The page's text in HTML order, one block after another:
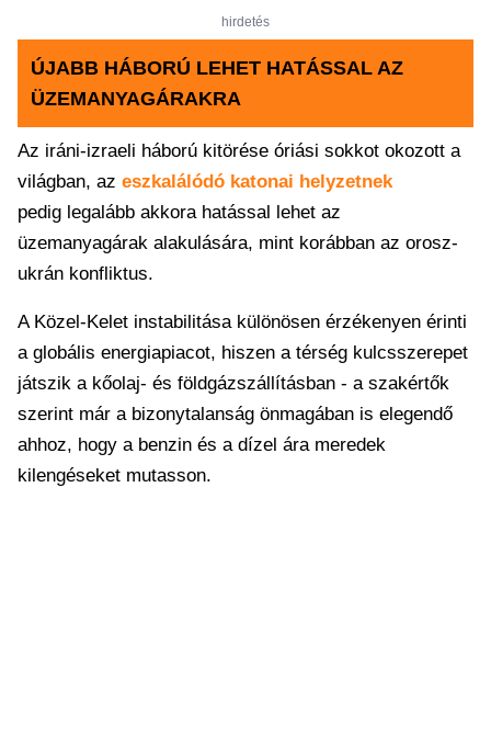
hirdetés
ÚJABB HÁBORÚ LEHET HATÁSSAL AZ
ÜZEMANYAGÁRAKRA
Az iráni-izraeli háború kitörése óriási sokkot okozott a
világban, az eszkalálódó katonai helyzetnek
pedig legalább akkora hatással lehet az
üzemanyagárak alakulására, mint korábban az orosz-
ukrán konfliktus.
A Közel-Kelet instabilitása különösen érzékenyen érinti
a globális energiapiacot, hiszen a térség kulcsszerepet
játszik a kőolaj- és földgázszállításban - a szakértők
szerint már a bizonytalanság önmagában is elegendő
ahhoz, hogy a benzin és a dízel ára meredek
kilengéseket mutasson.